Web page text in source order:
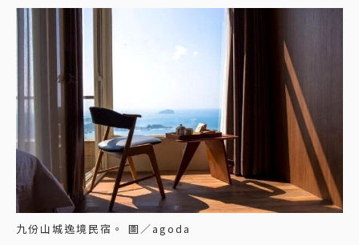
九份山城逸境民宿。 圖／agoda